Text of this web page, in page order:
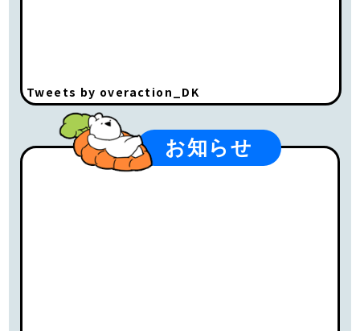
Tweets by overaction_DK
お知らせ